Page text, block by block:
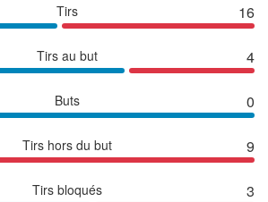
Tirs 16
Tirs au but 4
Buts 0
Tirs hors du but 9
Tirs bloqués 3